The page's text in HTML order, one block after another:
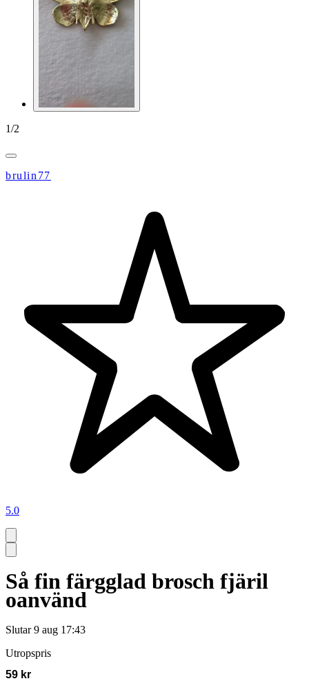
1/2
brulin77
5.0
Så fin färgglad brosch fjäril
oanvänd
Slutar 9 aug 17:43
Utropspris
59 kr